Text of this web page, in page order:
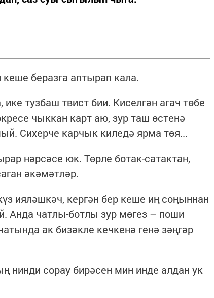
беразга аптырап кала.
тузбаш твист бии. Киселгән агач төбе
чыккан карт аю, зур таш өстенә
Сихерче карчык киледә ярма төя...
нәрсәсе юк. Төрле ботак-сатактан,
әкәмәтләр.
ияләшкәч, кергән бер кеше иң соңыннан
Анда чатлы-ботлы зур мөгез – поши
ак бизәкле кечкенә генә зәңгәр
нинди сорау бирәсен мин инде алдан ук